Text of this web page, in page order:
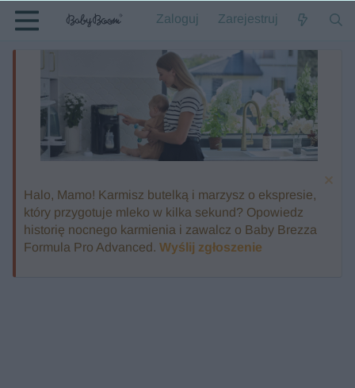
Zaloguj Zarejestruj
Halo, Mamo! Karmisz butelką i marzysz o ekspresie,
który przygotuje mleko w kilka sekund? Opowiedz
historię nocnego karmienia i zawalcz o Baby Brezza
Formula Pro Advanced. Wyślij zgłoszenie